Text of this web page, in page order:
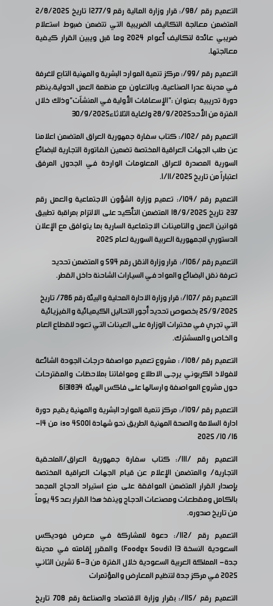
التعميم رقم /98/: قرار وزارة المالية رقم 1277/9 تاريخ 2/8/2025
المتضمن معالجة التكاليف الضريبية التي تتضمن ضبوط استعلام
ضريبي عائدة لتكاليف أعوام 2024 وما قبل ويبين القرار كيفية
معالجتها.
التعميم رقم /99/: مركز تنمية الموارد البشرية والمهنية التابع للغرفة
في مدينة عدرا الصناعية، وبالتعاون مع منظمة العمل الدولية،ينظم
دورة تدريبية بعنوان :"الإسعافات الأولية في المنشآت"وذلك خلال
الفترة من الأحد28/9/2025 ولغاية الثلاثاء30/9/2025
التعميم رقم /102/: كتاب سفارة جمهورية العراق المتضمن اعلامنا
عن طلب الجهات العراقية المختصة تضمين الفاتورة التجارية للبضائع
السورية المصدرة للعراق المعلومات الواردة في الجدول المرفق
اعتباراً من تاريخ 1/11/2025.
التعميم رقم /104/: تعميم وزارة الشؤون الاجتماعية والعمل رقم
237 تاريخ 18/9/2025 المتضمن التأكيد على الالتزام بمراقبة تطبيق
قوانين العمل والتامينات الاجتماعية السارية بما يتوافق مع الإعلان
الدستوري للجمهورية العربية السورية لعام 2025
التعميم رقم /106/: قرار وزارة النقل رقم 594 و المتضمن تحديد
تعرفة نقل البضائع والمواد في السيارات الشاحنة داخل القطر.
التعميم رقم /107/: قرار وزارة الادارة المحلية والبيئة رقم 786/ تاريخ
25/9/2025 بخصوص تحديد أجور التحاليل الكيميائية والفيزيائية
التي تجري في مختبرات الوزارة على العينات التي تعود للقطاع العام
والخاص والمسشترك.
التعميم رقم /108/ : مشروع تعميم مواصفة درجات الجودة الشائعة
للفولاذ الكربوني يرجى الاطلاع وموافاتنا بملاحظات والمقترحات
حول مشروع المواصفة وارسالها على فاكس الهيئة 6131834
التعميم رقم /109/: مركز تنمية الموارد البشرية والمهنية يقيم دورة
ادارة السلامة والصحة المهنية الطريق نحو شهادة 45001 iso من 14-
16/ 10/ 2025
التعميم رقم /111/: كتاب سفارة جمهورية العراق/الملحقية
التجارية/ والمتضمن الإعلام عن قيام الجهات العراقية المختصة
بإصدار القرار المتضمن الموافقة على منع استيراد الدجاج المجمد
بالكامل ومقطعات ومصنعات الدجاج وينفذ هذا القرار بعد 45 يوماً
من تاريخ صدوره.
التعميم رقم /112/:
دعوة للمشاركة في معرض فوديكس
السعودية النسخة 13 (
Foodex Soudi) والمقرر إقامته في مدينة
جدة- المملكة العربية السعودية خلال الفترة من 3-6 تشرين الثاني
2025 في مركز جدة لتنظيم المعارض والمؤتمرات
التعميم رقم /115/:
بقرار وزارة الاقتصاد والصناعة رقم 708 تاريخ